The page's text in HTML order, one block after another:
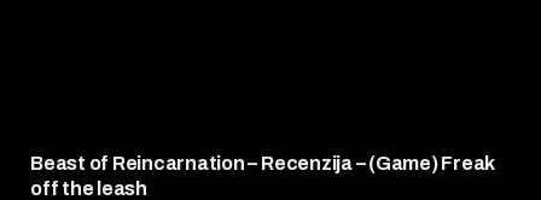
Beast of Reincarnation – Recenzija – (Game) Freak
off the leash